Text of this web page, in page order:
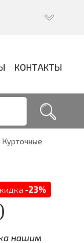
КОНТАКТЫ
Курточные
-23%
нашим